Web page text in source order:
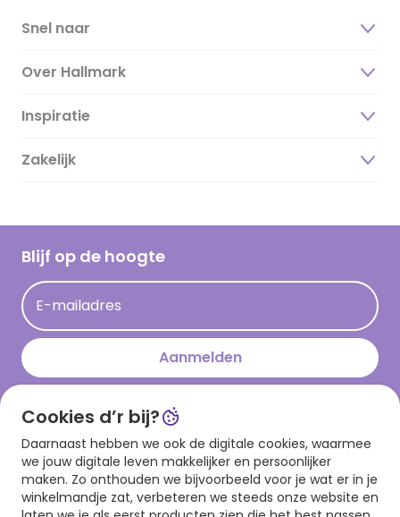
Snel naar
Over Hallmark
Over ons
Duurzaamheid
Hallmark Kaartclub
Acties
Persberichten
Hallmark en Kinderpostzegels
Inspiratie
Magazine
Cadeau inspiratie
Kaartinspiratie
Zakelijk
Blijf op de hoogte
E-mailadres
Aanmelden
Download onze app
Cookies d’r bij?
Daarnaast hebben we ook de digitale cookies, waarmee
we jouw digitale leven makkelijker en persoonlijker
maken. Zo onthouden we bijvoorbeeld voor je wat er in je
winkelmandje zat, verbeteren we steeds onze website en